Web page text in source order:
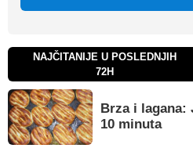
NAJČITANIJE U POSLEDNJIH
72H
Brza i
10 minuta